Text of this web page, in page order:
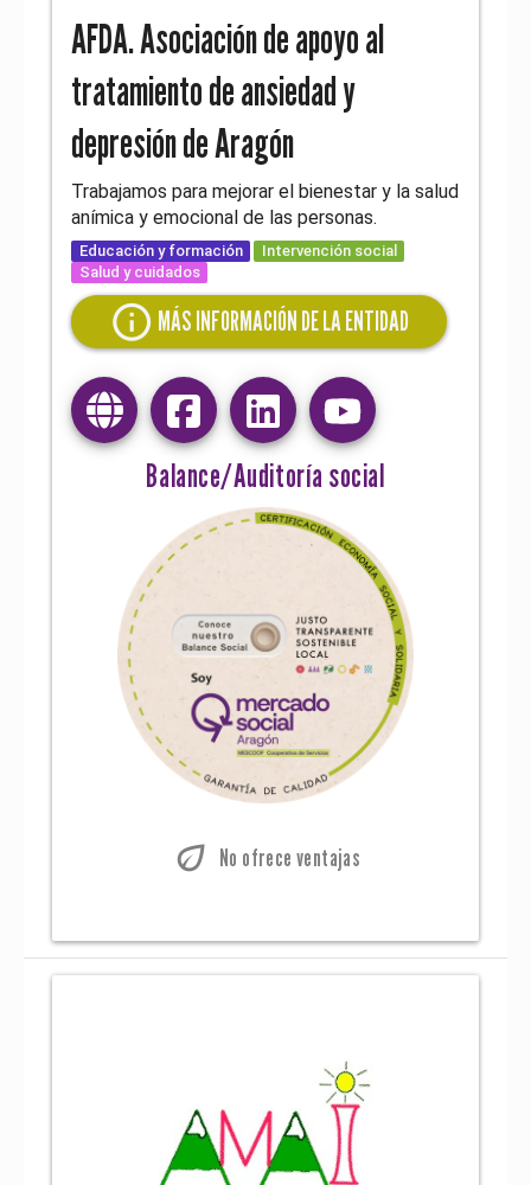
AFDA. Asociación de apoyo al
tratamiento de ansiedad y
depresión de Aragón
Trabajamos para mejorar el bienestar y la salud
anímica y emocional de las personas.
Educación y formación
Intervención social
Salud y cuidados
info MÁS INFORMACIÓN DE LA ENTIDAD
Balance/Auditoría social
eco No ofrece ventajas